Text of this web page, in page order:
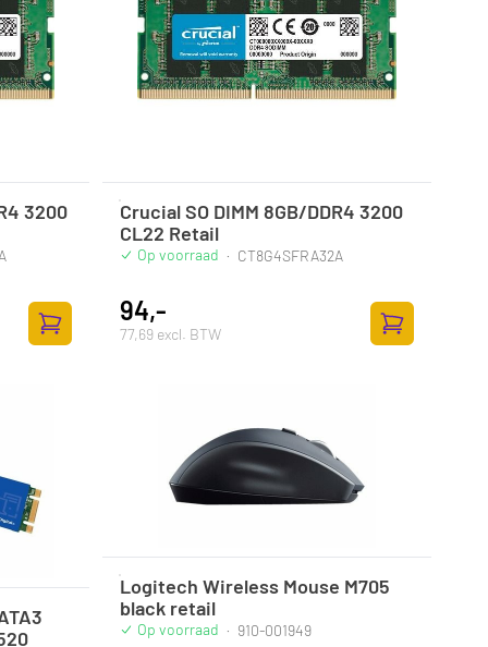
3200
Toevoegen aan winkelwagen
Crucial SO DIMM 8GB/DDR4 3200
CL22 Retail
Op voorraad · CT8G4SFRA32A
94,-
77,69 excl. BTW
Toevoegen
Logitech Wireless Mouse M705
black retail
Op voorraad · 910-001949